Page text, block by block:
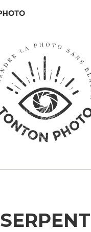
SERPENT